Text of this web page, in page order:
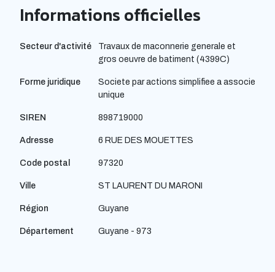
Informations officielles
Secteur d'activité
Travaux de maconnerie generale et
gros oeuvre de batiment (4399C)
Forme juridique
Societe par actions simplifiee a associe
unique
SIREN 898719000
Adresse 6 RUE DES MOUETTES
Code postal 97320
Ville ST LAURENT DU MARONI
Région Guyane
Département Guyane - 973